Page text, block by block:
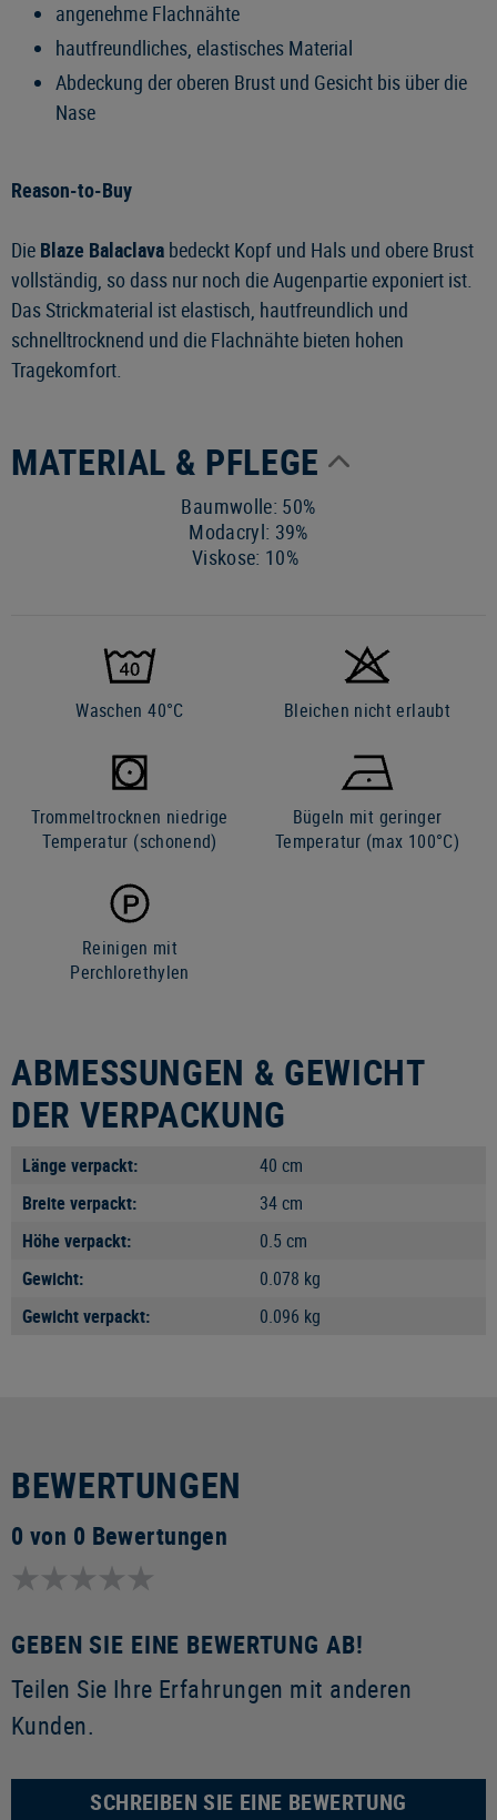
angenehme Flachnähte
hautfreundliches, elastisches Material
Abdeckung der oberen Brust und Gesicht bis über die
Nase
Reason-to-Buy
Die Blaze Balaclava bedeckt Kopf und Hals und obere Brust
vollständig, so dass nur noch die Augenpartie exponiert ist.
Das Strickmaterial ist elastisch, hautfreundlich und
schnelltrocknend und die Flachnähte bieten hohen
Tragekomfort.
MATERIAL & PFLEGE
Baumwolle: 50%
Modacryl: 39%
Viskose: 10%
Waschen 40°C Bleichen nicht erlaubt
Trommeltrocknen niedrige
Temperatur (schonend)
Bügeln mit geringer
Temperatur (max 100°C)
Reinigen mit
Perchlorethylen
ABMESSUNGEN & GEWICHT
DER VERPACKUNG
Länge verpackt:
40 cm
Breite verpackt:
34 cm
Höhe verpackt:
0.5 cm
Gewicht:
0.078 kg
Gewicht verpackt:
0.096 kg
BEWERTUNGEN
0 von 0 Bewertungen
GEBEN SIE EINE BEWERTUNG AB!
Teilen Sie Ihre Erfahrungen mit anderen
Kunden.
SCHREIBEN SIE EINE BEWERTUNG